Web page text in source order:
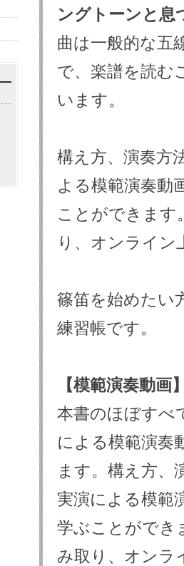
ングトーンと息
曲は一般的な五
で、楽譜を読む
います。
構え方、演奏方
よる模範演奏動
ことができます
り、オンライン
篠笛を始めたい
練習帳です。
【模範演奏動画
本書のほぼすべ
による模範演奏
ます。構え方、
実演による模範
学ぶことができ
み取り、オンラ